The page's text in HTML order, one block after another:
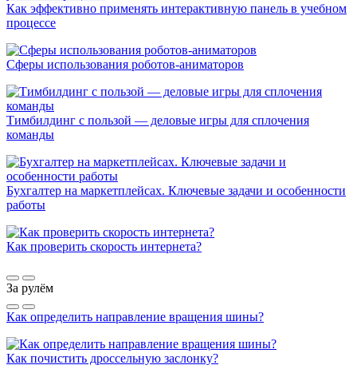
Как эффективно применять интерактивную панель в учебном
процессе
Сферы использования роботов-аниматоров
Тимбилдинг с пользой — деловые игры для сплочения
команды
Бухгалтер на маркетплейсах. Ключевые задачи и особенности
работы
Как проверить скорость интернета?
За рулём
Как определить направление вращения шины?
Как почистить дроссельную заслонку?